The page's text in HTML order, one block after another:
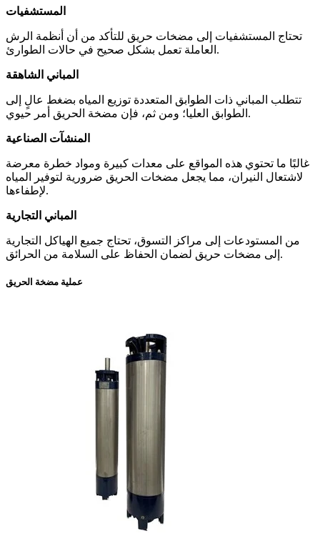
المستشفيات
تحتاج المستشفيات إلى مضخات حريق للتأكد من أن أنظمة الرش
العاملة تعمل بشكل صحيح في حالات الطوارئ.
المباني الشاهقة
تتطلب المباني ذات الطوابق المتعددة توزيع المياه بضغط عالٍ إلى
الطوابق العليا؛ ومن ثم، فإن مضخة الحريق أمر حيوي.
المنشآت الصناعية
غالبًا ما تحتوي هذه المواقع على معدات كبيرة ومواد خطرة معرضة
لاشتعال النيران، مما يجعل مضخات الحريق ضرورية لتوفير المياه
لإطفاءها.
المباني التجارية
من المستودعات إلى مراكز التسوق، تحتاج جميع الهياكل التجارية
إلى مضخات حريق لضمان الحفاظ على السلامة من الحرائق.
عملية مضخة الحريق